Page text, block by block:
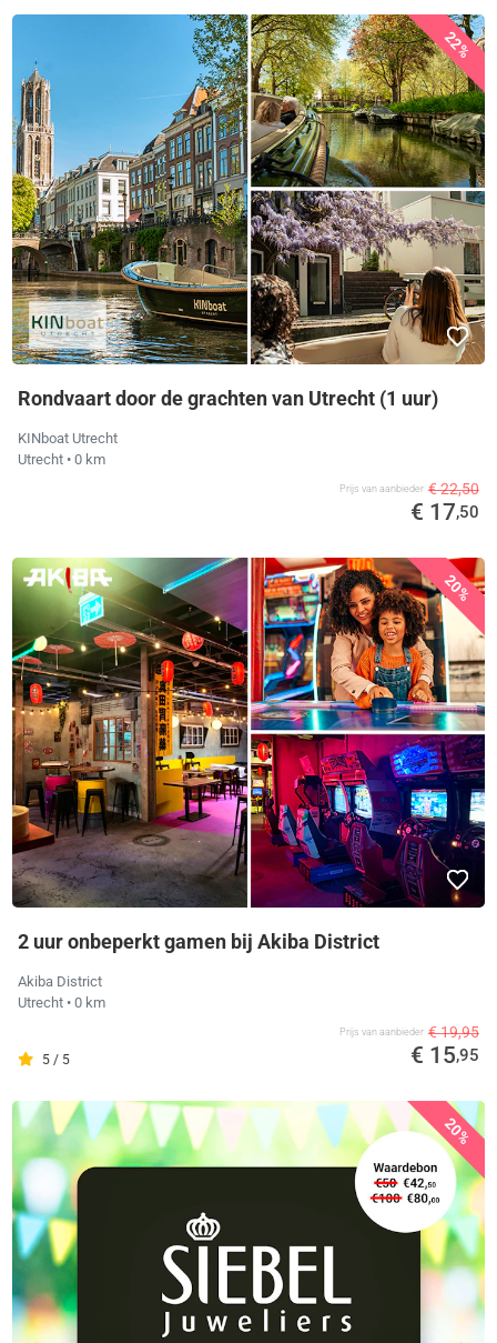
22%
Rondvaart door de grachten van Utrecht (1 uur)
KINboat Utrecht
Utrecht • 0 km
Prijs van aanbieder € 22,50
€ 17,50
20%
2 uur onbeperkt gamen bij Akiba District
Akiba District
Utrecht • 0 km
5 / 5
Prijs van aanbieder € 19,95
€ 15,95
20%